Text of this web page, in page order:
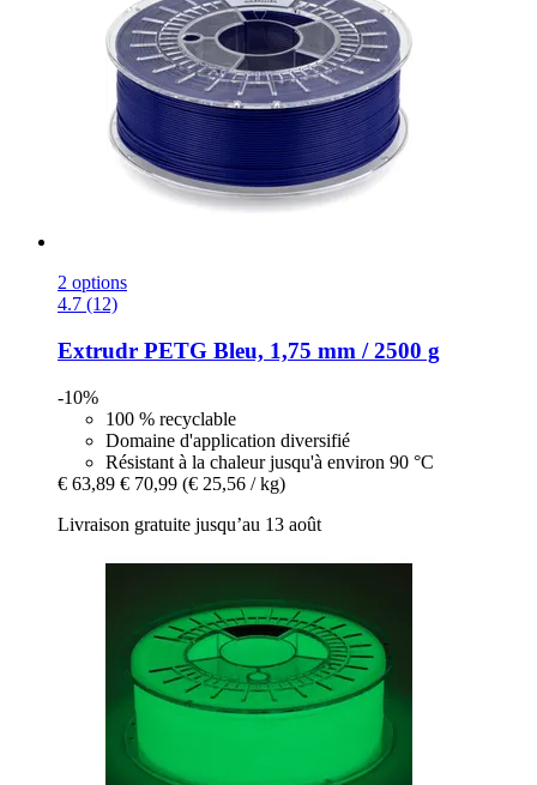
2 options
4.7 (12)
Extrudr PETG Bleu, 1,75 mm / 2500 g
-10%
100 % recyclable
Domaine d'application diversifié
Résistant à la chaleur jusqu'à environ 90 °C
€ 63,89 € 70,99 (€ 25,56 / kg)
Livraison gratuite jusqu’au 13 août